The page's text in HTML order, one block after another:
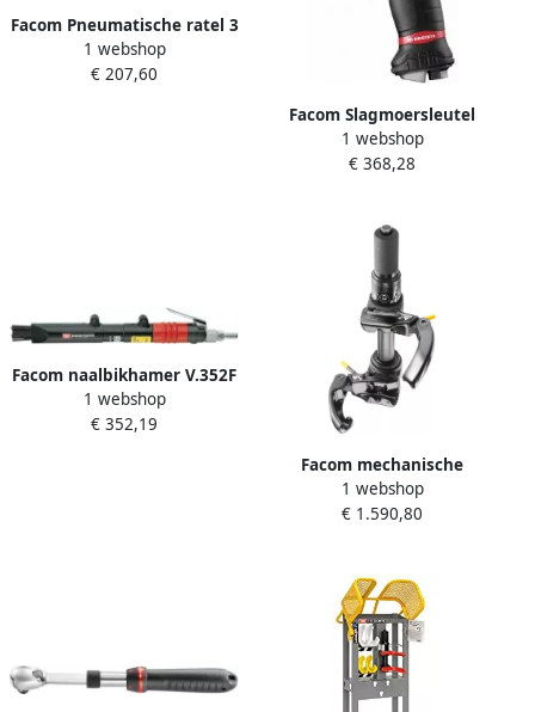
Facom Pneumatische ratel 3
8" | 135mm VR.J154
1 webshop
€ 207,60
Facom Slagmoersleutel
Compact 1 2" Hp 1010Nm
NS.2500GPB
1 webshop
€ 368,28
Facom naalbikhamer V.352F
1 webshop
€ 352,19
Facom mechanische
compressor met
veerschotels met
1 webshop
€ 1.590,80